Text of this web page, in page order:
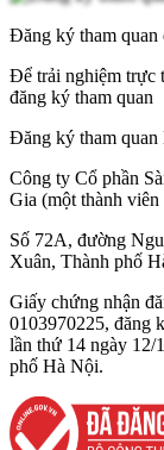
Đăng ký tham quan
Để trải nghiệm trực
đăng ký tham quan
Đăng ký tham quan
Công ty Cổ phần
Gia (một thành
Số 72A, đường
Xuân, Thành phố
Giấy chứng nhận
0103970225, đăng
lần thứ 14 ngày 12/
phố Hà Nội.